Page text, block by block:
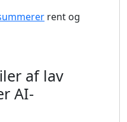
rent og
af lav
AI-